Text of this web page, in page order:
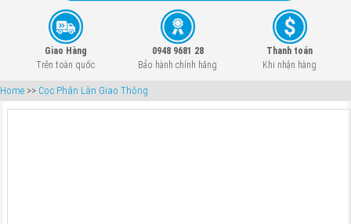
Giao Hàng
Trên toàn quốc
0948 9681 28
Bảo hành chính hãng
Thanh toán
Khi nhận hàng
Home >> Cọc Phân Làn Giao Thông